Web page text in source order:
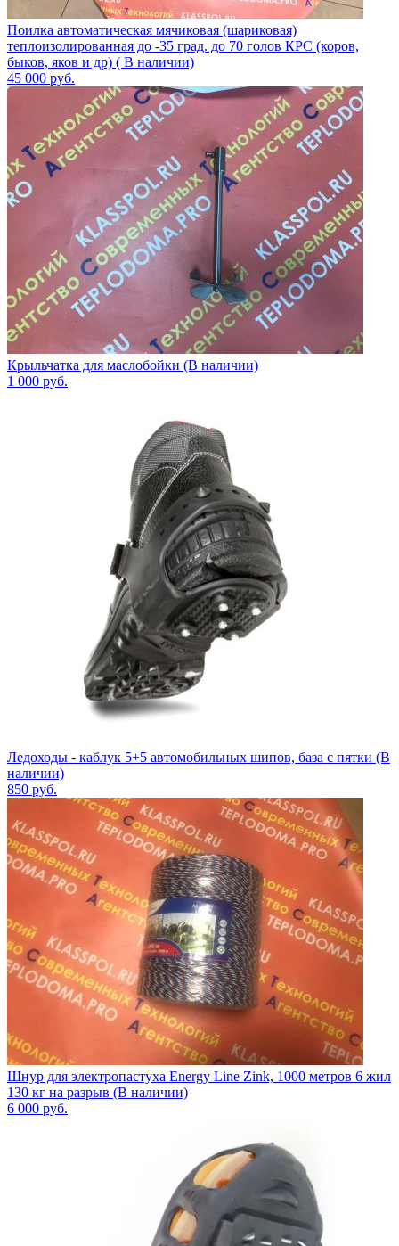
Поилка автоматическая мячиковая (шариковая)
теплоизолированная до -35 град. до 70 голов КРС (коров,
быков, яков и др) ( В наличии)
45 000 руб.
Крыльчатка для маслобойки (В наличии)
1 000 руб.
Ледоходы - каблук 5+5 автомобильных шипов, база с пятки (В
наличии)
850 руб.
Шнур для электропастуха Energy Line Zink, 1000 метров 6 жил
130 кг на разрыв (В наличии)
6 000 руб.